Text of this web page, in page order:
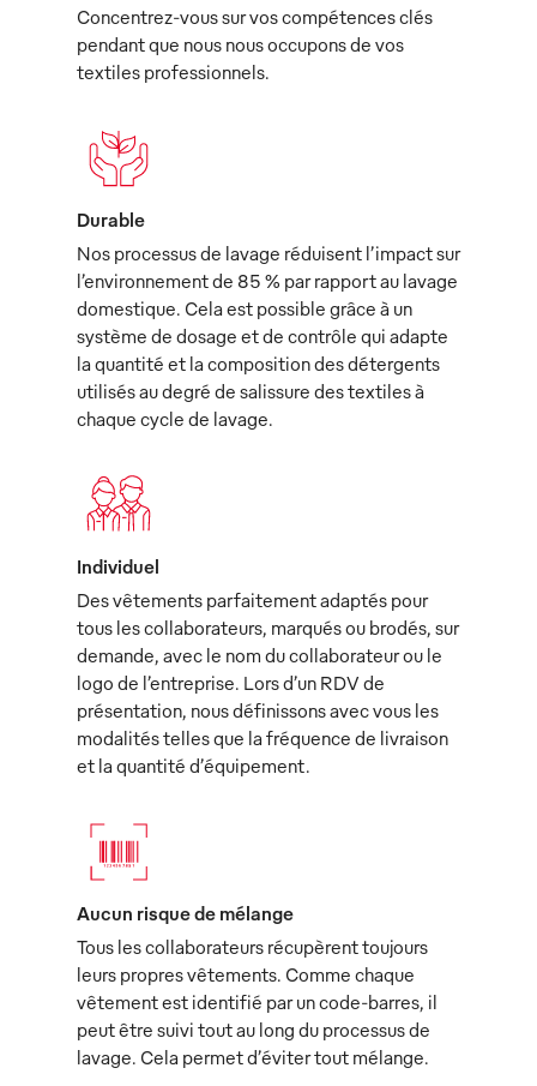
Concentrez-vous sur vos compétences clés
pendant que nous nous occupons de vos
textiles professionnels.
Durable
Nos processus de lavage réduisent l’impact sur
l’environnement de 85 % par rapport au lavage
domestique. Cela est possible grâce à un
système de dosage et de contrôle qui adapte
la quantité et la composition des détergents
utilisés au degré de salissure des textiles à
chaque cycle de lavage.
Individuel
Des vêtements parfaitement adaptés pour
tous les collaborateurs, marqués ou brodés, sur
demande, avec le nom du collaborateur ou le
logo de l’entreprise. Lors d’un RDV de
présentation, nous définissons avec vous les
modalités telles que la fréquence de livraison
et la quantité d’équipement.
Aucun risque de mélange
Tous les collaborateurs récupèrent toujours
leurs propres vêtements. Comme chaque
vêtement est identifié par un code-barres, il
peut être suivi tout au long du processus de
lavage. Cela permet d’éviter tout mélange.